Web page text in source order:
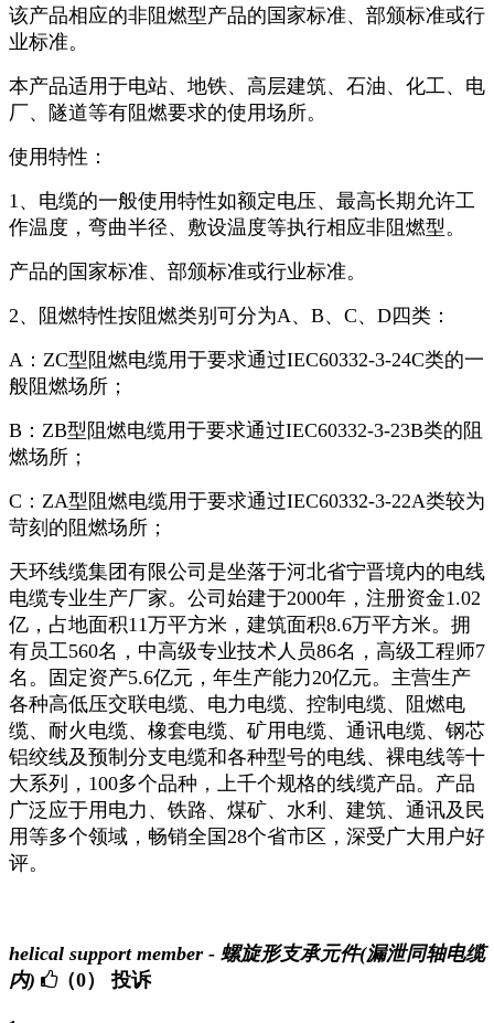
该产品相应的非阻燃型产品的国家标准、部颁标准或行
业标准。
本产品适用于电站、地铁、高层建筑、石油、化工、电
厂、隧道等有阻燃要求的使用场所。
使用特性：
1、电缆的一般使用特性如额定电压、最高长期允许工
作温度，弯曲半径、敷设温度等执行相应非阻燃型。
产品的国家标准、部颁标准或行业标准。
2、阻燃特性按阻燃类别可分为A、 B、 C、 D四类：
A ： ZC型阻燃电缆用于要求通过IEC60332-3-24C类的一
般阻燃场所；
B ： ZB型阻燃电缆用于要求通过IEC60332-3-23B类的阻
燃场所；
C ： ZA型阻燃电缆用于要求通过IEC60332-3-22A类较为
苛刻的阻燃场所；
天环线缆集团有限公司是坐落于河北省宁晋境内的电线
电缆专业生产厂家。公司始建于2000年，注册资金1.02
亿，占地面积11万平方米，建筑面积8.6万平方米。拥
有员工560名，中高级专业技术人员86名，高级工程师7
名。固定资产5.6亿元，年生产能力20亿元。主营生产
各种高低压交联电缆、电力电缆、控制电缆、阻燃电
缆、耐火电缆、橡套电缆、矿用电缆、通讯电缆、钢芯
铝绞线及预制分支电缆和各种型号的电线、裸电线等十
大系列， 100多个品种，上千个规格的线缆产品。产品
广泛应于用电力、铁路、煤矿、水利、建筑、通讯及民
用等多个领域，畅销全国28个省市区，深受广大用户好
评。
helical support member - 螺旋形支承元件(漏泄同轴电缆
内)
（0） 投诉